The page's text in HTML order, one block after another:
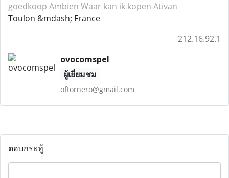
goedkoop Ambien Waar kan ik kopen Ativan
Toulon &mdash; France
212.16.92.1
ovocomspel
ผู้เยี่ยมชม
oftornero@gmail.com
ตอบกระทู้